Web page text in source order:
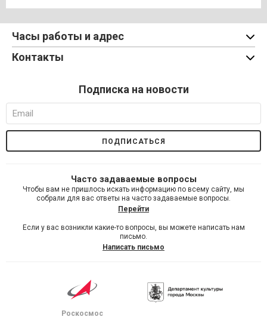
Часы работы и адрес
Контакты
Подписка на новости
Часто задаваемые вопросы
Чтобы вам не пришлось искать информацию по всему сайту, мы
собрали для вас ответы на часто задаваемые вопросы.
Перейти
Если у вас возникли какие-то вопросы, вы можете написать нам
письмо.
Написать письмо
Роскосмос